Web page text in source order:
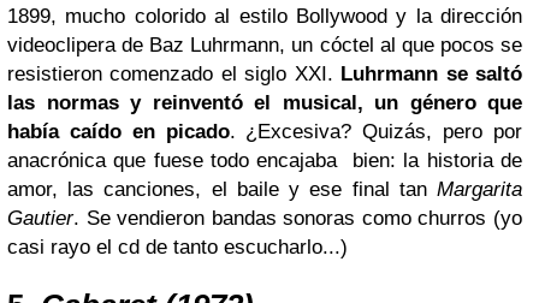
1899, mucho colorido al estilo Bollywood y la dirección
videoclipera de Baz Luhrmann, un cóctel al que pocos se
resistieron comenzado el siglo XXI. Luhrmann se saltó
las normas y reinventó el musical, un género que
había caído en picado. ¿Excesiva? Quizás, pero por
anacrónica que fuese todo encajaba bien: la historia de
amor, las canciones, el baile y ese final tan Margarita
Gautier. Se vendieron bandas sonoras como churros (yo
casi rayo el cd de tanto escucharlo...)